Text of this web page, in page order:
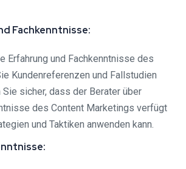
Fachkenntnisse:
Erfahrung und Fachkenntnisse des
Kundenreferenzen und Fallstudien
sicher, dass der Berater über
des Content Marketings verfügt
und Taktiken anwenden kann.